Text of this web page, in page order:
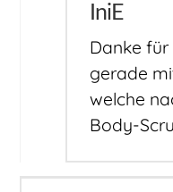
IniE
Danke für
gerade
welche
Body-